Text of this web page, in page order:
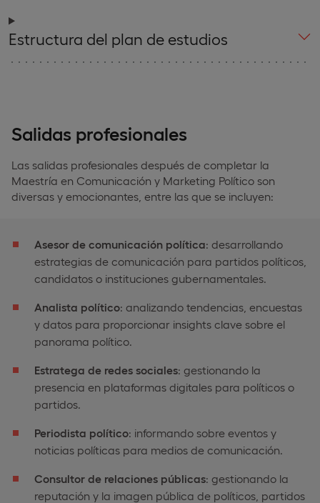
Estructura del plan de estudios
Salidas profesionales
Las salidas profesionales después de completar la
Maestría en Comunicación y Marketing Político son
diversas y emocionantes, entre las que se incluyen:
Asesor de comunicación política: desarrollando
estrategias de comunicación para partidos políticos,
candidatos o instituciones gubernamentales.
Analista político: analizando tendencias, encuestas
y datos para proporcionar insights clave sobre el
panorama político.
Estratega de redes sociales: gestionando la
presencia en plataformas digitales para políticos o
partidos.
Periodista político: informando sobre eventos y
noticias políticas para medios de comunicación.
Consultor de relaciones públicas: gestionando la
reputación y la imagen pública de políticos, partidos